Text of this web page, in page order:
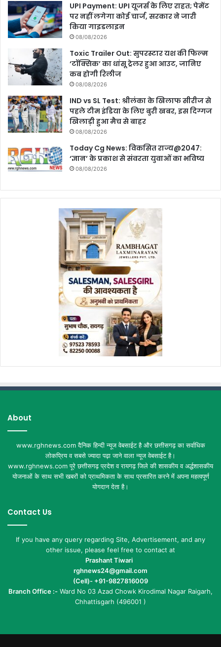
UPI Payment: UPI यूजर्स के लिए राहत; पेमेंट
पर नहीं लगेगा कोई चार्ज, सरकार ने जारी
किया गाइडलाइन
08/08/2026
Toxic Trailer Out: सुपरस्टार यश की फिल्म
‘टॉक्सिक’ का धांसू ट्रेलर हुआ आउट, जानिए
कब होगी रिलीज
08/08/2026
IND vs SL Test: श्रीलंका के खिलाफ सीरीज से
पहले टीम इंडिया के लिए बुरी खबर, इस दिग्गज
खिलाड़ी हुआ मैच से बाहर
08/08/2026
Today Cg News: विकसित राज्य@2047:
‘ज्ञान’ के प्रकाश से संवरता युवाओं का भविष्य
08/08/2026
About
www.rghnews.com दैनिक हिन्दी न्यूज वेबसाईट है और छत्तीसगढ़ का सर्वाधिक
लोकप्रिय व सबसे ज्यादा पढ़ा जाने वाला न्यूज वेबसाईट है।
www.rghnews.com पूरे छत्तीसगढ़ प्रदेश व रायगढ़ जिले की शासकीय व अर्द्धशासकीय
योजनाओं के साथ सभी खबरों को प्राथमिकता के साथ प्रसारित करने में अपना महत्वपूर्ण
योगदान देता है।
Contact Us
If you have any query regarding Site, Advertisement, and any
other issue, please feel free to contact at
Prashant Tiwari
rghnews24@gmail.com
(Cell)- +91-9827816009
Branch Office :- Ward No 03 Azad Chowk Kirodimal Nagar Raigarh,
Chhattisgarh (496001 )